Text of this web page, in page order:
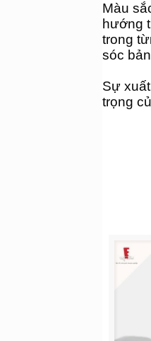
Màu
hướng
trong
sóc
Sự
trọng